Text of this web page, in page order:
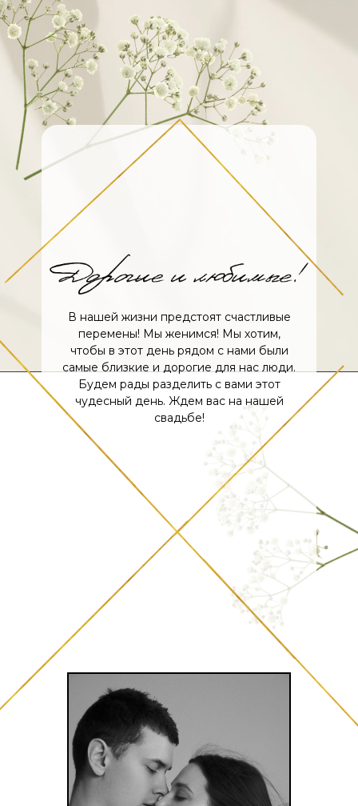
В нашей жизни предстоят счастливые
перемены! Мы женимся! Мы хотим,
чтобы в этот день рядом с нами были
самые близкие и дорогие для нас люди.
Будем рады разделить с вами этот
чудесный день. Ждем вас на нашей
свадьбе!